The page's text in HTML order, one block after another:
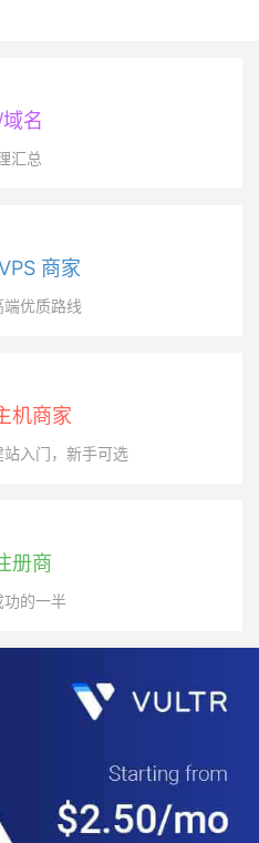
名
汇总
商家
优质路线
机商家
入门，新手可选
册商
功的一半